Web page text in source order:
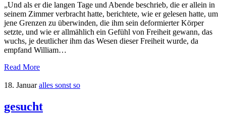
„Und als er die langen Tage und Abende beschrieb, die er allein in
seinem Zimmer verbracht hatte, berichtete, wie er gelesen hatte, um
jene Grenzen zu überwinden, die ihm sein deformierter Körper
setzte, und wie er allmählich ein Gefühl von Freiheit gewann, das
wuchs, je deutlicher ihm das Wesen dieser Freiheit wurde, da
empfand William…
Read More
18. Januar alles sonst so
gesucht